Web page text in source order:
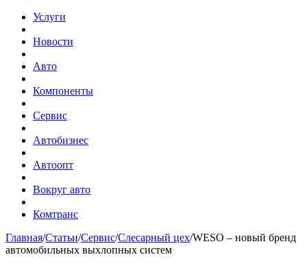
Услуги
Новости
Авто
Компоненты
Сервис
Автобизнес
Автоопт
Вокруг авто
Комтранс
Главная/Статьи/Сервис/Слесарный цех/WESO – новый бренд
автомобильных выхлопных систем